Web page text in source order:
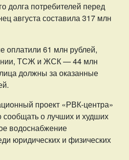
долга потребителей перед
августа составила 317 млн
оплатили 61 млн рублей,
ТСЖ и ЖСК — 44 млн
должны за оказанные
проект «РВК-центра»
сообщать о лучших и худших
водоснабжение
юридических и физических